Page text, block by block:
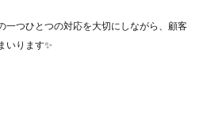
一つひとつの対応を大切にしながら、顧客
いります✨